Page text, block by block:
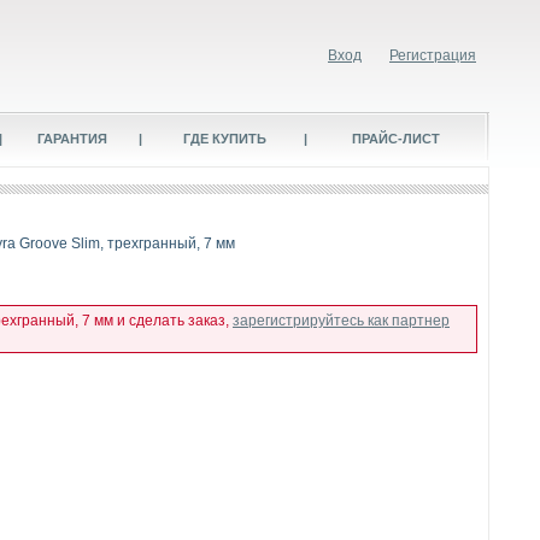
Вход Регистрация
| ГАРАНТИЯ | ГДЕ КУПИТЬ | ПРАЙС-ЛИСТ
Groove Slim, трехгранный, 7 мм
7 мм и сделать заказ, зарегистрируйтесь как партнер